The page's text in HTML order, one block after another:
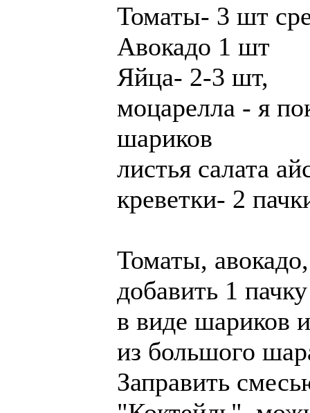
Томаты- 3 шт
Авокадо 1 шт
Яйца- 2-3 шт,
моцарелла - я
шариков
листья салата
креветки- 2
Томаты,
добавить 1
в виде шариков
из большого
Заправить